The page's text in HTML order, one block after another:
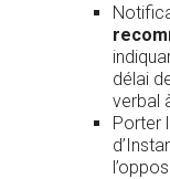
délai
verbal
Porter